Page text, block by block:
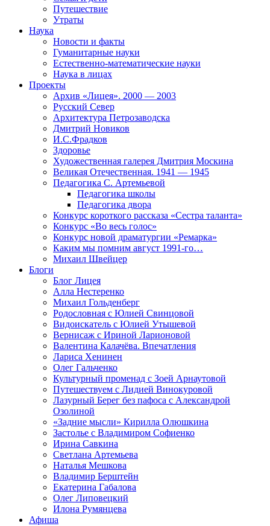
Путешествие
Утраты
Наука
Новости и факты
Гуманитарные науки
Естественно-математические науки
Наука в лицах
Проекты
Архив «Лицея». 2000 — 2003
Русский Север
Архитектура Петрозаводска
Дмитрий Новиков
И.С.Фрадков
Здоровье
Художественная галерея Дмитрия Москина
Великая Отечественная. 1941 — 1945
Педагогика С. Артемьевой
Педагогика школы
Педагогика двора
Конкурс короткого рассказа «Сестра таланта»
Конкурс «Во весь голос»
Конкурс новой драматургии «Ремарка»
Каким мы помним август 1991-го…
Михаил Швейцер
Блоги
Блог Лицея
Алла Нестеренко
Михаил Гольденберг
Родословная с Юлией Свинцовой
Видоискатель с Юлией Утышевой
Вернисаж с Ириной Ларионовой
Валентина Калачёва. Впечатления
Лариса Хенинен
Олег Гальченко
Культурный променад с Зоей Арнаутовой
Путешествуем с Лидией Винокуровой
Лазурный Берег без пафоса с Александрой
Озолиной
«Задние мысли» Кирилла Олюшкина
Застолье с Владимиром Софиенко
Ирина Савкина
Светлана Артемьева
Наталья Мешкова
Владимир Берштейн
Екатерина Габалова
Олег Липовецкий
Илона Румянцева
Афиша